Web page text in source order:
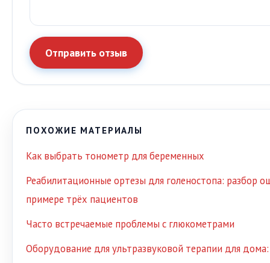
Отправить отзыв
ПОХОЖИЕ МАТЕРИАЛЫ
Как выбрать тонометр для беременных
Реабилитационные ортезы для голеностопа: разбор
примере трёх пациентов
Часто встречаемые проблемы с глюкометрами
Оборудование для ультразвуковой терапии для